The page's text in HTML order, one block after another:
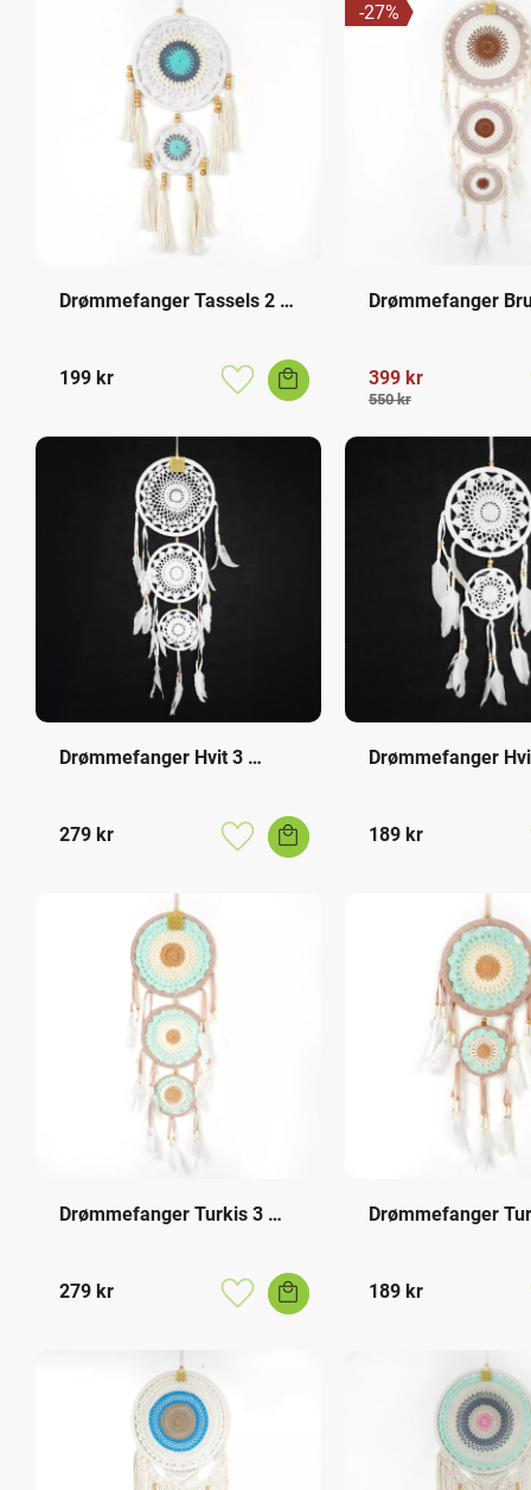
Drømmefanger Tassels 2
199 kr
Lagre som favoritt
Drømmefanger
399kr
550kr
27%
Drømmefanger Hvit 3
279 kr
Lagre som favoritt
Drømmefanger
189kr
Drømmefanger Turkis 3
279 kr
Lagre som favoritt
Drømmefanger
189kr